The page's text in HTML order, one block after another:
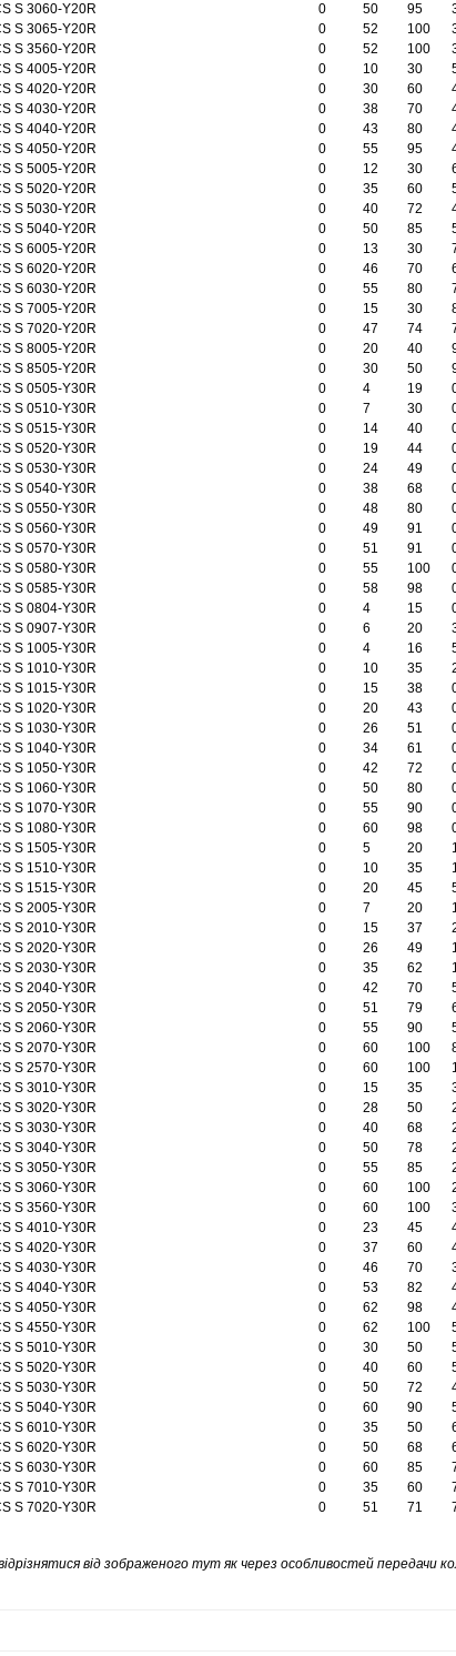
S 3060-Y20R
0 50 95
S 3065-Y20R
0 52 100
S 3560-Y20R
0 52 100
S 4005-Y20R
0 10 30
S 4020-Y20R
0 30 60
S 4030-Y20R
0 38 70
S 4040-Y20R
0 43 80
S 4050-Y20R
0 55 95
S 5005-Y20R
0 12 30
S 5020-Y20R
0 35 60
S 5030-Y20R
0 40 72
S 5040-Y20R
0 50 85
S 6005-Y20R
0 13 30
S 6020-Y20R
0 46 70
S 6030-Y20R
0 55 80
S 7005-Y20R
0 15 30
S 7020-Y20R
0 47 74
S 8005-Y20R
0 20 40
S 8505-Y20R
0 30 50
S 0505-Y30R
0 4 19
S 0510-Y30R
0 7 30
S 0515-Y30R
0 14 40
S 0520-Y30R
0 19 44
S 0530-Y30R
0 24 49
S 0540-Y30R
0 38 68
S 0550-Y30R
0 48 80
S 0560-Y30R
0 49 91
S 0570-Y30R
0 51 91
S 0580-Y30R
0 55 100
S 0585-Y30R
0 58 98
S 0804-Y30R
0 4 15
S 0907-Y30R
0 6 20
S 1005-Y30R
0 4 16
S 1010-Y30R
0 10 35
S 1015-Y30R
0 15 38
S 1020-Y30R
0 20 43
S 1030-Y30R
0 26 51
S 1040-Y30R
0 34 61
S 1050-Y30R
0 42 72
S 1060-Y30R
0 50 80
S 1070-Y30R
0 55 90
S 1080-Y30R
0 60 98
S 1505-Y30R
0 5 20
S 1510-Y30R
0 10 35
S 1515-Y30R
0 20 45
S 2005-Y30R
0 7 20
S 2010-Y30R
0 15 37
S 2020-Y30R
0 26 49
S 2030-Y30R
0 35 62
S 2040-Y30R
0 42 70
S 2050-Y30R
0 51 79
S 2060-Y30R
0 55 90
S 2070-Y30R
0 60 100
S 2570-Y30R
0 60 100
S 3010-Y30R
0 15 35
S 3020-Y30R
0 28 50
S 3030-Y30R
0 40 68
S 3040-Y30R
0 50 78
S 3050-Y30R
0 55 85
S 3060-Y30R
0 60 100
S 3560-Y30R
0 60 100
S 4010-Y30R
0 23 45
S 4020-Y30R
0 37 60
S 4030-Y30R
0 46 70
S 4040-Y30R
0 53 82
S 4050-Y30R
0 62 98
S 4550-Y30R
0 62 100
S 5010-Y30R
0 30 50
S 5020-Y30R
0 40 60
S 5030-Y30R
0 50 72
S 5040-Y30R
0 60 90
S 6010-Y30R
0 35 50
S 6020-Y30R
0 50 68
S 6030-Y30R
0 60 85
S 7010-Y30R
0 35 60
S 7020-Y30R
0 51 71
від зображеного тут як через особливостей передачи